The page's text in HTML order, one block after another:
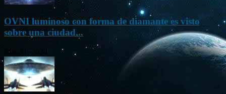
OVNI luminoso con forma de diamante es visto
sobre una ciudad...
Mar 31, 2024